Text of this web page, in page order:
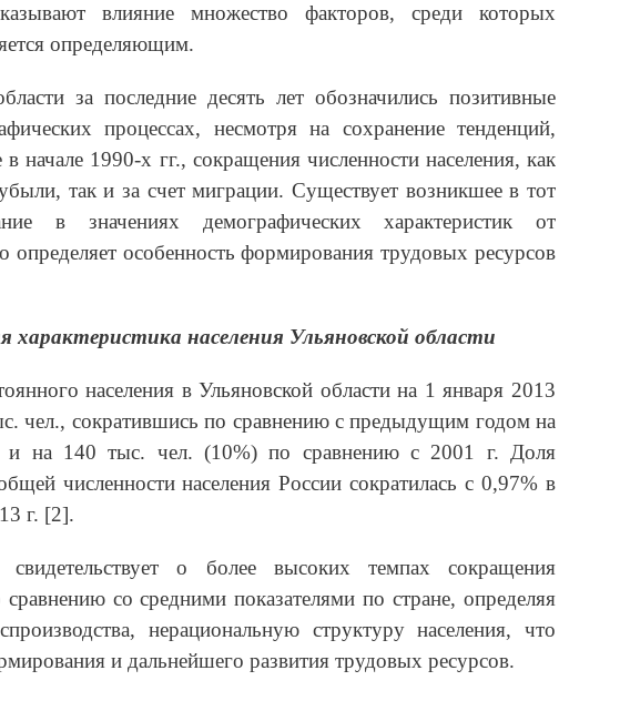
влияние множество факторов, среди которых
определяющим.
за последние десять лет обозначились позитивные
процессах, несмотря на сохранение тенденций,
начале 1990-х гг., сокращения численности населения, как
убыли, так и за счет миграции. Существует возникшее в тот
в значениях демографических характеристик от
определяет особенность формирования трудовых ресурсов
характеристика населения Ульяновской области
населения в Ульяновской области на 1 января 2013
чел., сократившись по сравнению с предыдущим годом на
и на 140 тыс. чел. (10%) по сравнению с 2001 г. Доля
численности населения России сократилась с 0,97% в
г. [2].
свидетельствует о более высоких темпах сокращения
сравнению со средними показателями по стране, определяя
нерациональную структуру населения, что
и дальнейшего развития трудовых ресурсов.